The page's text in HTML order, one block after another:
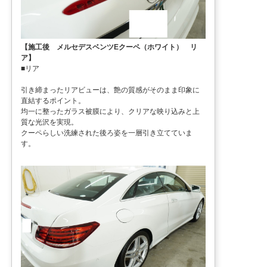
【施工後 メルセデスベンツEクーペ（ホワイト） リ
ア】
■リア
引き締まったリアビューは、艶の質感がそのまま印象に
直結するポイント。
均一に整ったガラス被膜により、クリアな映り込みと上
質な光沢を実現。
クーペらしい洗練された後ろ姿を一層引き立てていま
す。